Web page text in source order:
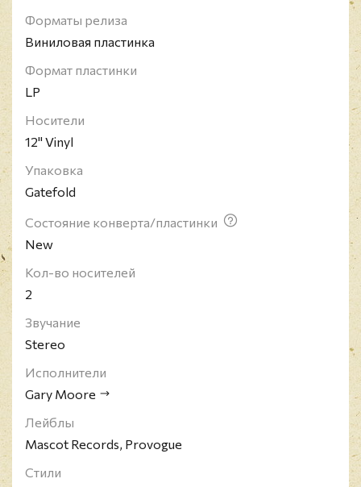
хэви-метал, хард-рок, джаз-фьюжн, а также
блюз, в развитие которого музыкант внёс
значительный вклад. После себя он оставил
наследие из 28 студийных альбомов и 6
чартах Британии и США.
Форматы релиза
Виниловая пластинка
Формат пластинки
LP
Носители
12" Vinyl
Упаковка
Gatefold
Состояние конверта/пластинки
New
Кол-во носителей
2
Звучание
Stereo
Исполнители
Gary Moore
Лейблы
Mascot Records, Provogue
Стили